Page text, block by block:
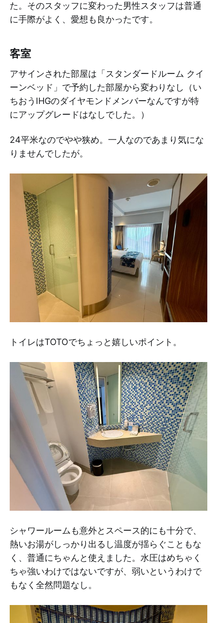
た。そのスタッフに変わった男性スタッフは普通
に手際がよく、愛想も良かったです。
客室
アサインされた部屋は「スタンダードルーム クイ
ーンベッド」で予約した部屋から変わりなし（い
ちおうIHGのダイヤモンドメンバーなんですが特
にアップグレードはなしでした。）
24平米なのでやや狭め。一人なのであまり気にな
りませんでしたが。
トイレはTOTOでちょっと嬉しいポイント。
シャワールームも意外とスペース的にも十分で、
熱いお湯がしっかり出るし温度が揺らぐこともな
く、普通にちゃんと使えました。水圧はめちゃく
ちゃ強いわけではないですが、弱いというわけで
もなく全然問題なし。